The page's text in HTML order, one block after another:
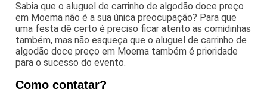
Sabia que o aluguel de carrinho de algodão doce preço
em Moema não é a sua única preocupação? Para que
uma festa dê certo é preciso ficar atento as comidinhas
também, mas não esqueça que o aluguel de carrinho de
algodão doce preço em Moema também é prioridade
para o sucesso do evento.
Como contatar?